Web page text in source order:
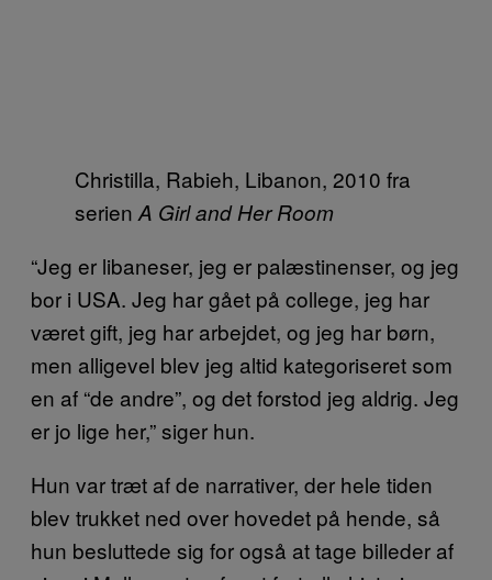
Christilla, Rabieh, Libanon, 2010 fra
serien A Girl and Her Room
“Jeg er libaneser, jeg er palæstinenser, og jeg
bor i USA. Jeg har gået på college, jeg har
været gift, jeg har arbejdet, og jeg har børn,
men alligevel blev jeg altid kategoriseret som
en af “de andre”, og det forstod jeg aldrig. Jeg
er jo lige her,” siger hun.
Hun var træt af de narrativer, der hele tiden
blev trukket ned over hovedet på hende, så
hun besluttede sig for også at tage billeder af